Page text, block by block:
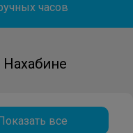
часов
все